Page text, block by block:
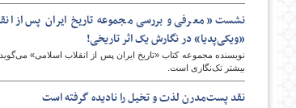
نشست «معرفی و بررسی مجموعه تاریخ ایران پس از
«ویکی‌پدیا» در نگارش یک اثر تاریخی!
نویسنده مجموعه کتاب «تاریخ ایران پس از انقلاب اسلامی»
بیشتر تک‌نگاری است.
نقد پست‌مدرن لذت و تخیل را نادیده گرفته است